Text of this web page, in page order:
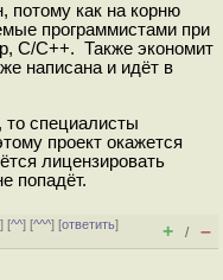
потому как на корню
программистами при
C/C++. Также экономит
написана и идёт в
то специалисты
проект окажется
лицензировать
попадёт.
] [^^] [^^^] [ответить]
+ / –